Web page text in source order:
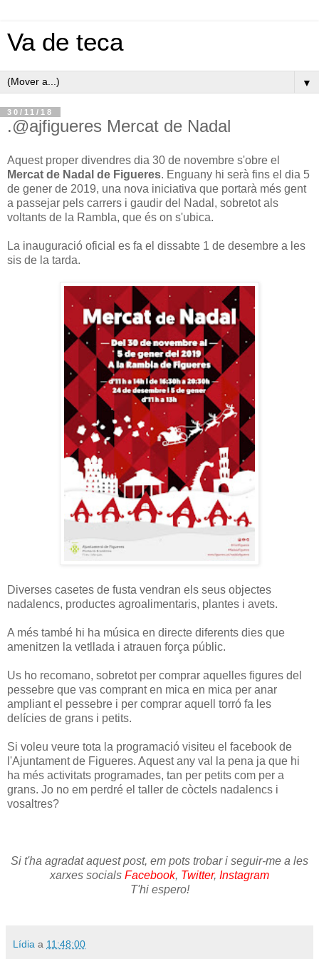
Va de teca
▼
30/11/18
.@ajfigueres Mercat de Nadal
Aquest proper divendres dia 30 de novembre s'obre el
Mercat de Nadal de Figueres. Enguany hi serà fins el dia 5
de gener de 2019, una nova iniciativa que portarà més gent
a passejar pels carrers i gaudir del Nadal, sobretot als
voltants de la Rambla, que és on s'ubica.
La inauguració oficial es fa el dissabte 1 de desembre a les
sis de la tarda.
Diverses casetes de fusta vendran els seus objectes
nadalencs, productes agroalimentaris, plantes i avets.
A més també hi ha música en directe diferents dies que
amenitzen la vetllada i atrauen força públic.
Us ho recomano, sobretot per comprar aquelles figures del
pessebre que vas comprant en mica en mica per anar
ampliant el pessebre i per comprar aquell torró fa les
delícies de grans i petits.
Si voleu veure tota la programació visiteu el facebook de
l'Ajuntament de Figueres. Aquest any val la pena ja que hi
ha més activitats programades, tan per petits com per a
grans. Jo no em perdré el taller de còctels nadalencs i
vosaltres?
Si t'ha agradat aquest post, em pots trobar i seguir-me a les
xarxes socials Facebook, Twitter, Instagram
T'hi espero!
Lídia a 11:48:00